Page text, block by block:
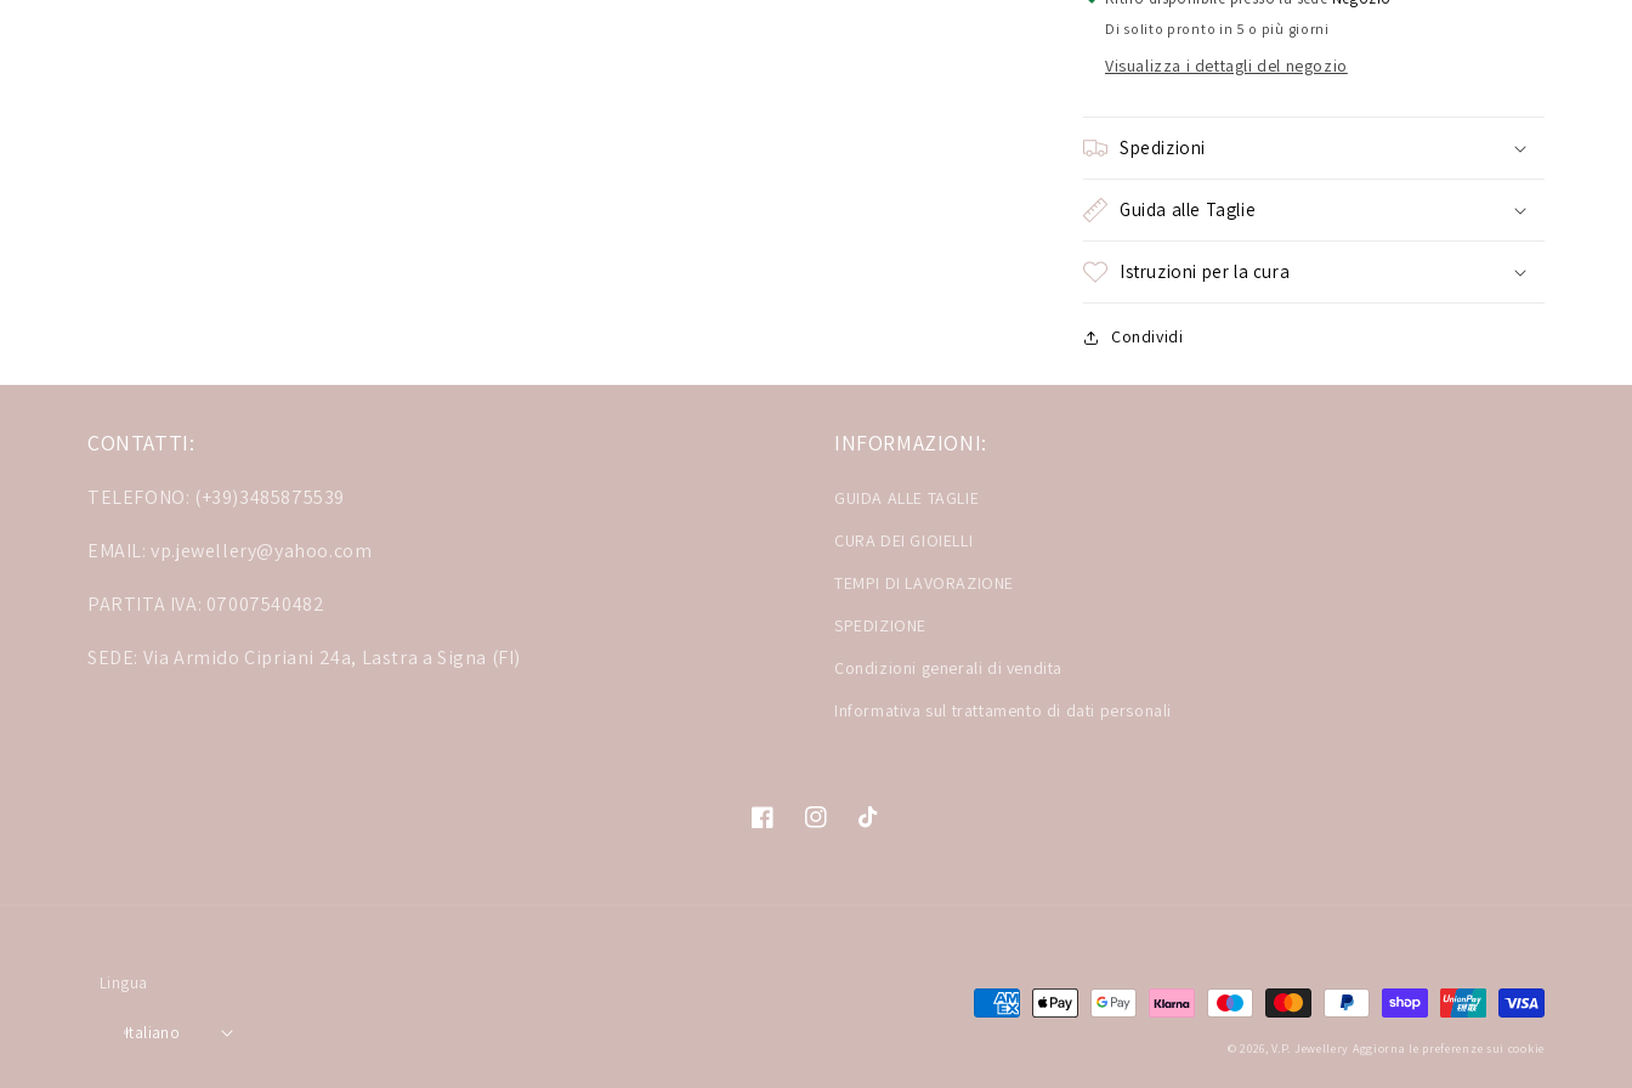
Di solito pronto in 5 o più giorni
Visualizza i dettagli del negozio
Spedizioni
Guida alle Taglie
Istruzioni per la cura
Condividi
CONTATTI:
TELEFONO: (+39)3485875539
EMAIL: vp.jewellery@yahoo.com
PARTITA IVA: 07007540482
SEDE: Via Armido Cipriani 24a, Lastra a Signa (FI)
INFORMAZIONI:
GUIDA ALLE TAGLIE
CURA DEI GIOIELLI
TEMPI DI LAVORAZIONE
SPEDIZIONE
Condizioni generali di vendita
Informativa sul trattamento di dati personali
FacebookInstagramTikTok
Lingua
Italiano
Metodi
© 2026,V.P. Jewellery Aggiorna le preferenze sui cookie